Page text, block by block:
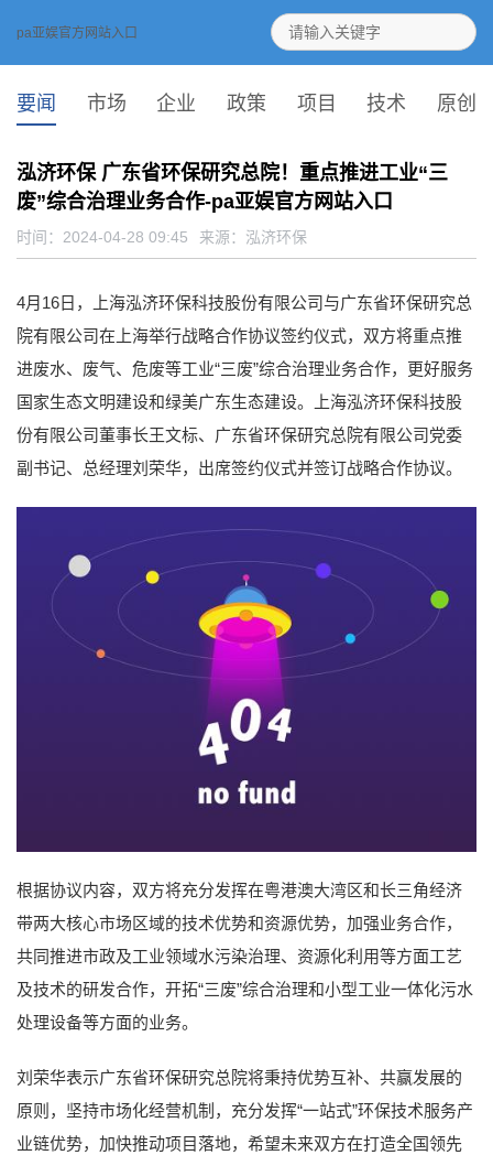
pa亚娱官方网站入口
要闻 市场 企业 政策 项目 技术 原创
泓济环保 广东省环保研究总院！重点推进工业“三
废”综合治理业务合作-pa亚娱官方网站入口
时间：2024-04-28 09:45 来源： 泓济环保
4月16日，上海泓济环保科技股份有限公司与广东省环保研究总
院有限公司在上海举行战略合作协议签约仪式，双方将重点推
进废水、废气、危废等工业“三废”综合治理业务合作，更好服务
国家生态文明建设和绿美广东生态建设。上海泓济环保科技股
份有限公司董事长王文标、广东省环保研究总院有限公司党委
副书记、总经理刘荣华，出席签约仪式并签订战略合作协议。
根据协议内容，双方将充分发挥在粤港澳大湾区和长三角经济
带两大核心市场区域的技术优势和资源优势，加强业务合作，
共同推进市政及工业领域水污染治理、资源化利用等方面工艺
及技术的研发合作，开拓“三废”综合治理和小型工业一体化污水
处理设备等方面的业务。
刘荣华表示广东省环保研究总院将秉持优势互补、共赢发展的
原则，坚持市场化经营机制，充分发挥“一站式”环保技术服务产
业链优势，加快推动项目落地，希望未来双方在打造全国领先